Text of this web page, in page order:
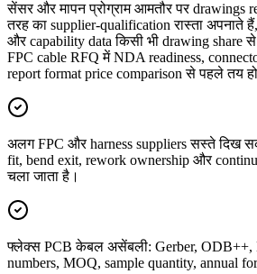
सेंसर और मापन प्रोग्राम आमतौर पर drawings
तरह का supplier-qualification रास्ता अपनाते
और capability data किसी भी drawing share
FPC cable RFQ में NDA readiness,
report format price comparison से पहले तय
अलग FPC और harness suppliers सस्ते दिख
fit, bend exit, rework ownership और
चला जाता है।
फ्लेक्स PCB केबल असेंबली: Gerber, ODB++,
numbers, MOQ, sample quantity, annual